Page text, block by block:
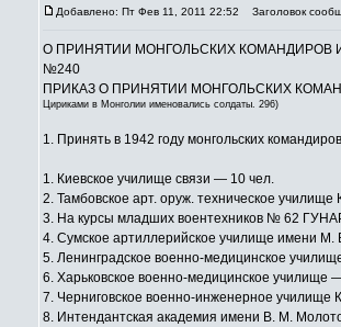
Добавлено: Пт Фев 11, 2011 22:52 Заголовок
О ПРИНЯТИИ МОНГОЛЬСКИХ КОМАНДИРОВ
№240
ПРИКАЗ О ПРИНЯТИИ МОНГОЛЬСКИХ
Цириками в Монголии именовались солдаты. 296)
1. Принять в 1942 году монгольских
1. Киевское училище связи — 10 чел.
2. Тамбовское арт. оруж. техническое
3. На курсы младших воентехников № 62
4. Сумское артиллерийское училище имени
5. Ленинградское военно-медицинское
6. Харьковское военно-медицинское училище
7. Черниговское военно-инженерное
8. Интендантская академия имени В. М.